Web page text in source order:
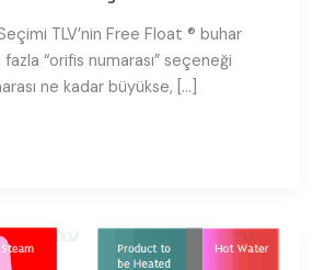
TLV’nin Free Float ® buhar
“orifis numarası” seçeneği
ne kadar büyükse, […]